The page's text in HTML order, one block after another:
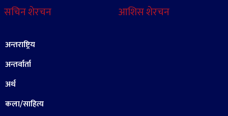
सचिन शेरचन
आशिस शेरचन
अन्तराष्ट्रिय
अन्तर्वार्ता
अर्थ
कला/साहित्य